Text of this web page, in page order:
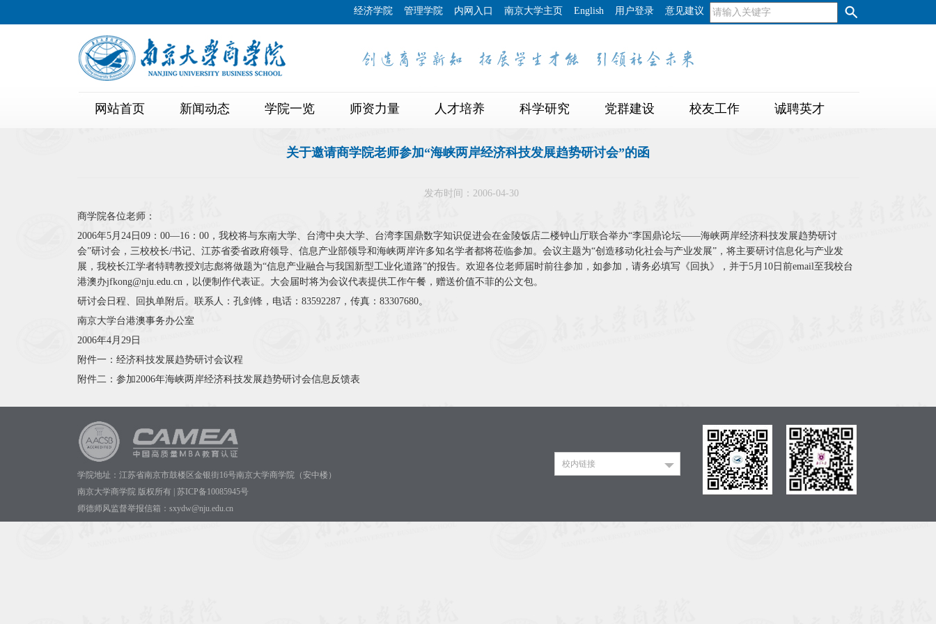
经济学院 管理学院 内网入口 南京大学主页 English 用户登录 意见建议
网站首页 新闻动态 学院一览 师资力量 人才培养 科学研究 党群建设 校友工作 诚聘英才
关于邀请商学院老师参加“海峡两岸经济科技发展趋势研讨会”的函
发布时间：2006-04-30
商学院各位老师：
2006年5月24日09：00—16：00，我校将与东南大学、台湾中央大学、台湾李国鼎数字知识促进会在金陵饭店二楼钟山厅联合举办“李国鼎论坛——海峡两岸经济科技发展趋势研讨
会”研讨会，三校校长/书记、江苏省委省政府领导、信息产业部领导和海峡两岸许多知名学者都将莅临参加。会议主题为“创造移动化社会与产业发展”，将主要研讨信息化与产业发
展，我校长江学者特聘教授刘志彪将做题为“信息产业融合与我国新型工业化道路”的报告。欢迎各位老师届时前往参加，如参加，请务必填写《回执》，并于5月10日前email至我校台
港澳办jfkong@nju.edu.cn，以便制作代表证。大会届时将为会议代表提供工作午餐，赠送价值不菲的公文包。
研讨会日程、回执单附后。联系人：孔剑锋，电话：83592287，传真：83307680。
南京大学台港澳事务办公室
2006年4月29日
附件一： 经济科技发展趋势研讨会议程
附件二： 参加2006年海峡两岸经济科技发展趋势研讨会信息反馈表
学院地址：江苏省南京市鼓楼区金银街16号南京大学商学院（安中楼）
南京大学商学院 版权所有 | 苏ICP备10085945号
师德师风监督举报信箱：sxydw@nju.edu.cn
校内链接